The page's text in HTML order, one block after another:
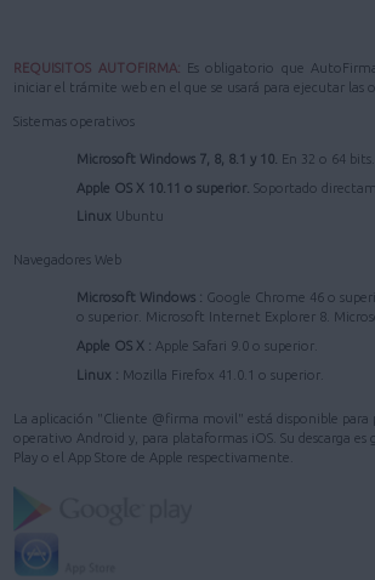
REQUISITOS AUTOFIRMA: Es obligatorio que
iniciar el trámite web en el que se usará para ejecutar las
Sistemas operativos
Microsoft Windows 7, 8, 8.1 y 10. En 32 o 64 bits.
Apple OS X 10.11 o superior. Soportado
Linux Ubuntu
Navegadores Web
Microsoft Windows : Google Chrome 46 o
o superior. Microsoft Internet Explorer 8.
Apple OS X : Apple Safari 9.0 o superior.
Linux : Mozilla Firefox 41.0.1 o superior.
La aplicación "Cliente @firma movil" está disponible para
operativo Android y, para plataformas iOS. Su descarga es
Play o el App Store de Apple respectivamente.